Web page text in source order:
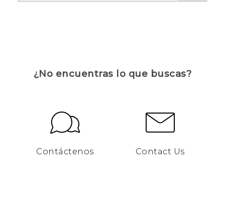
¿No encuentras lo que buscas?
Contáctenos Contact Us